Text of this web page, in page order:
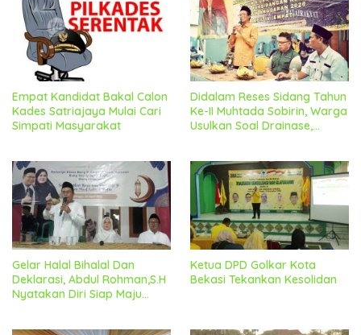
Empat Kandidat Bakal Calon
Kades Satriajaya Mulai Cari
Simpati Masyarakat
Didalam Reses Sidang Tahun
Ke-II Muhtada Sobirin, Warga
Usulkan Soal Drainase,
Perioritas Utama
Gelar Halal Bihalal Dan
Deklarasi, Abdul Rohman,S.H
Nyatakan Diri Siap Maju
Ketua DPD Golkar Kota
Bekasi Tekankan Kesolidan